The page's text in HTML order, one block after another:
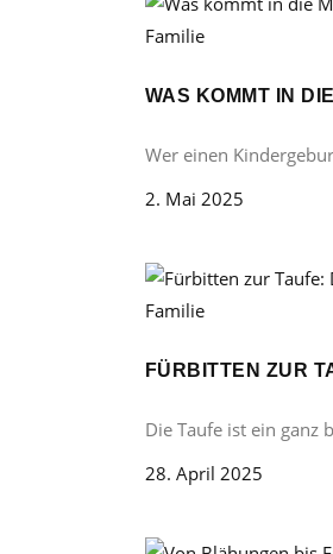
Familie
WAS KOMMT IN
Wer einen
2. Mai 2025
Familie
FÜRBITTEN ZUR
Die Taufe ist ein ganz
28. April 2025